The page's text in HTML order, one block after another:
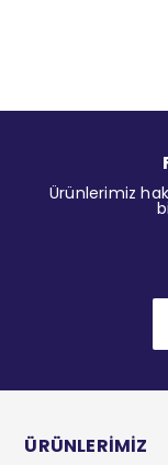
Ürünlerimiz
ÜRÜNLERİMİZ